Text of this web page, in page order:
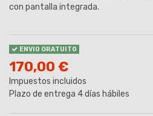
con pantalla integrada.
ENVIO GRATUITO
170,00 €
Impuestos incluidos
Plazo de entrega 4 días hábiles